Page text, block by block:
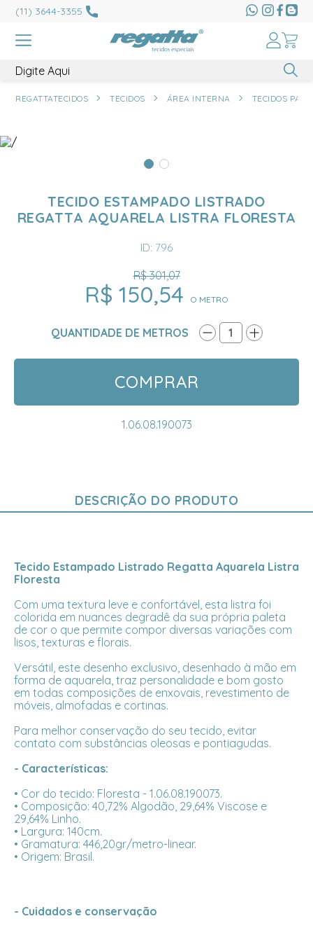
(11) 3644-3355
REGATTATECIDOS TECIDOS ÁREA INTERNA TECIDOS
TECIDO ESTAMPADO LISTRADO
REGATTA AQUARELA LISTRA FLORESTA
ID: 796
R$ 150,54 O METRO
R$ 301,07
QUANTIDADE DE METROS 1
COMPRAR
1.06.08.190073
DESCRIÇÃO DO PRODUTO
Tecido Estampado Listrado Regatta Aquarela Listra
Floresta
Com uma textura leve e confortável, esta listra foi
colorida em nuances degradê da sua própria paleta
de cor o que permite compor diversas variações com
lisos, texturas e florais.
Versátil, este desenho exclusivo, desenhado à mão em
forma de aquarela, traz personalidade e bom gosto
em todas composições de enxovais, revestimento de
móveis, almofadas e cortinas.
Para melhor conservação do seu tecido, evitar
contato com substâncias oleosas e pontiagudas.
- Características:
• Cor do tecido: Floresta - 1.06.08.190073.
• Composição: 40,72% Algodão, 29,64% Viscose e
29,64% Linho.
• Largura: 140cm.
• Gramatura: 446,20gr/metro-linear.
• Origem: Brasil.
- Cuidados e conservação